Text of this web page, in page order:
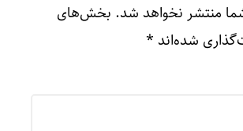
منتشر نخواهد شد. بخش‌های
شده‌اند *